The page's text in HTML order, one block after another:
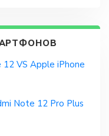
VS Apple iPhone
Note 12 Pro Plus